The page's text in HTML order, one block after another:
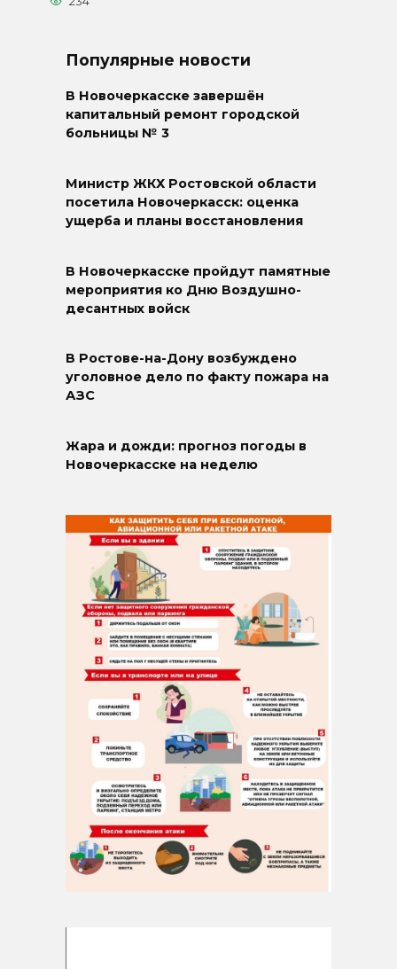
Популярные новости
В Новочеркасске завершён
капитальный ремонт городской
больницы № 3
Министр ЖКХ Ростовской области
посетила Новочеркасск: оценка
ущерба и планы восстановления
В Новочеркасске пройдут памятные
мероприятия ко Дню Воздушно-
десантных войск
В Ростове-на-Дону возбуждено
уголовное дело по факту пожара на
АЗС
Жара и дожди: прогноз погоды в
Новочеркасске на неделю